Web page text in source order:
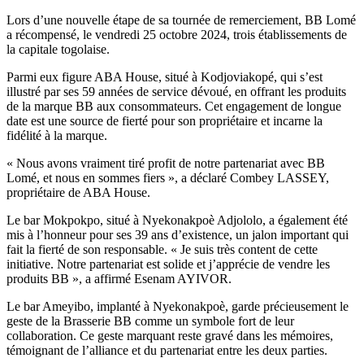
Lors d’une nouvelle étape de sa tournée de remerciement, BB Lomé
a récompensé, le vendredi 25 octobre 2024, trois établissements de
la capitale togolaise.
Parmi eux figure ABA House, situé à Kodjoviakopé, qui s’est
illustré par ses 59 années de service dévoué, en offrant les produits
de la marque BB aux consommateurs. Cet engagement de longue
date est une source de fierté pour son propriétaire et incarne la
fidélité à la marque.
« Nous avons vraiment tiré profit de notre partenariat avec BB
Lomé, et nous en sommes fiers », a déclaré Combey LASSEY,
propriétaire de ABA House.
Le bar Mokpokpo, situé à Nyekonakpoè Adjololo, a également été
mis à l’honneur pour ses 39 ans d’existence, un jalon important qui
fait la fierté de son responsable. « Je suis très content de cette
initiative. Notre partenariat est solide et j’apprécie de vendre les
produits BB », a affirmé Esenam AYIVOR.
Le bar Ameyibo, implanté à Nyekonakpoè, garde précieusement le
geste de la Brasserie BB comme un symbole fort de leur
collaboration. Ce geste marquant reste gravé dans les mémoires,
témoignant de l’alliance et du partenariat entre les deux parties.